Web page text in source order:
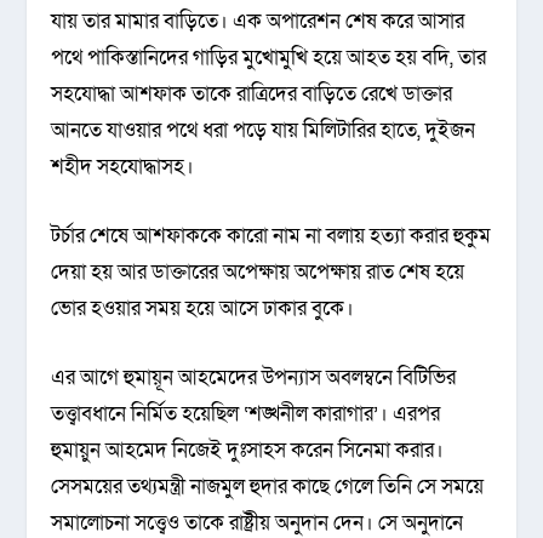
যায় তার মামার বাড়িতে। এক অপারেশন শেষ করে আসার
পথে পাকিস্তানিদের গাড়ির মুখোমুখি হয়ে আহত হয় বদি, তার
সহযোদ্ধা আশফাক তাকে রাত্রিদের বাড়িতে রেখে ডাক্তার
আনতে যাওয়ার পথে ধরা পড়ে যায় মিলিটারির হাতে, দুইজন
শহীদ সহযোদ্ধাসহ।
টর্চার শেষে আশফাককে কারো নাম না বলায় হত্যা করার হুকুম
দেয়া হয় আর ডাক্তারের অপেক্ষায় অপেক্ষায় রাত শেষ হয়ে
ভোর হওয়ার সময় হয়ে আসে ঢাকার বুকে।
এর আগে হুমায়ূন আহমেদের উপন্যাস অবলম্বনে বিটিভির
তত্ত্বাবধানে নির্মিত হয়েছিল ‘শঙ্খনীল কারাগার’। এরপর
হুমায়ুন আহমেদ নিজেই দুঃসাহস করেন সিনেমা করার।
সেসময়ের তথ্যমন্ত্রী নাজমুল হুদার কাছে গেলে তিনি সে সময়ে
সমালোচনা সত্ত্বেও তাকে রাষ্ট্রীয় অনুদান দেন। সে অনুদানে